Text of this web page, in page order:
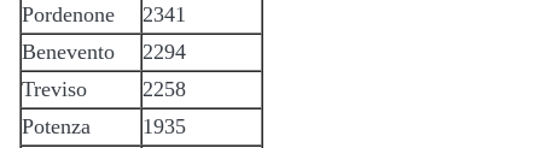
Pordenone
2341
Benevento
2294
Treviso
2258
Potenza
1935